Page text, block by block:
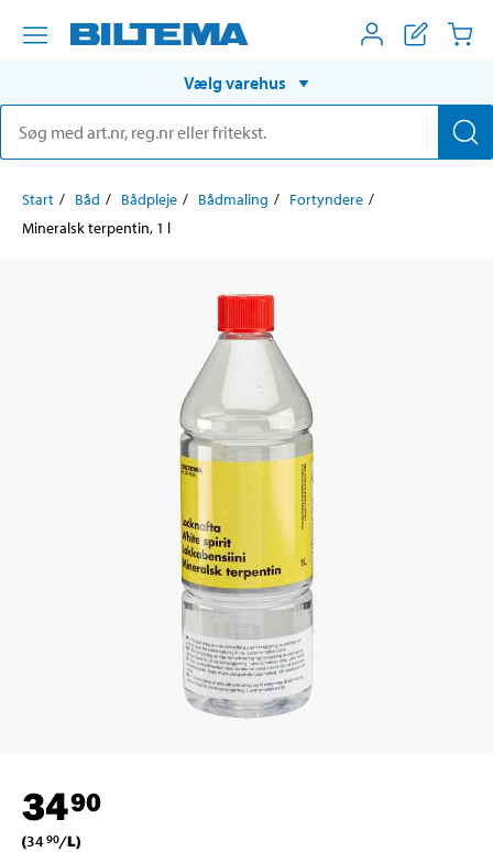
Vælg varehus
Start Båd Bådpleje Bådmaling
Fortyndere
Mineralsk terpentin, 1 l
3490
(3490/L)